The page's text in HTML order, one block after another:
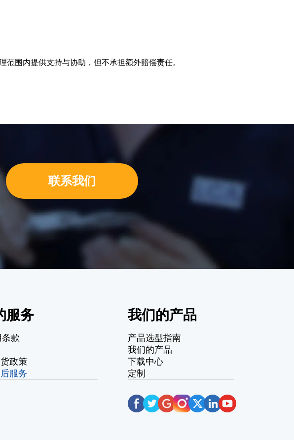
围内提供支持与协助，但不承担额外赔偿责任。
联系我们
服务
条款
政策
服务
我们的产品
产品选型指南
我们的产品
下载中心
定制